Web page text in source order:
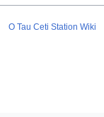
О Tau Ceti Station Wiki